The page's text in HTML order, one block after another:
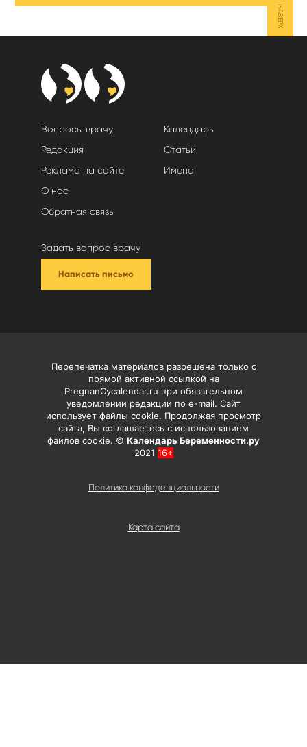
НАВЕРХ
Вопросы врачу
Редакция
Реклама на сайте
О нас
Обратная связь
Календарь
Статьи
Имена
Задать вопрос врачу
Написать письмо
Карта сайта
Перепечатка материалов разрешена только с
прямой активной ссылкой на
PregnanCycalendar.ru при обязательном
уведомлении редакции по e-mail. Сайт
использует файлы cookie. Продолжая просмотр
сайта, Вы соглашаетесь с использованием
файлов cookie. © Календарь Беременности.ру
2021 16+
Политика конфеденциальности